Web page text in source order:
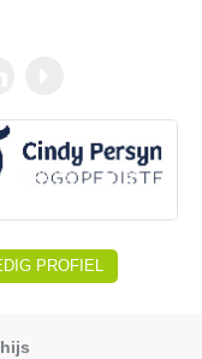
PROFIEL